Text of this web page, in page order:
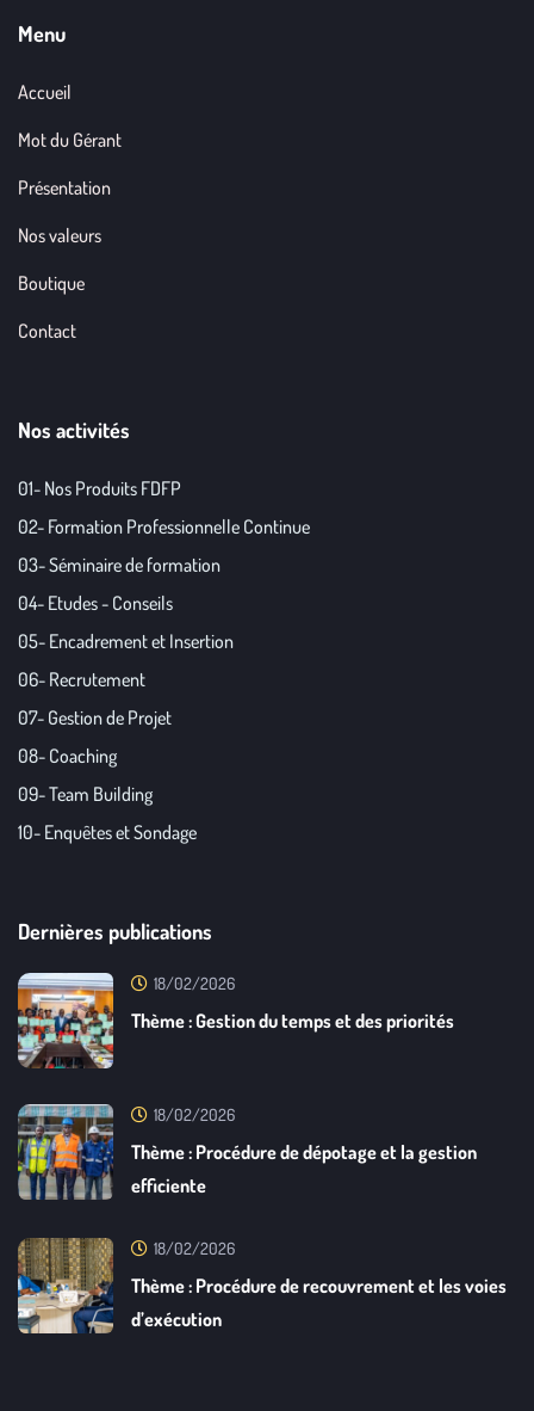
Menu
Accueil
Mot du Gérant
Présentation
Nos valeurs
Boutique
Contact
Nos activités
01- Nos Produits FDFP
02- Formation Professionnelle Continue
03- Séminaire de formation
04- Etudes - Conseils
05- Encadrement et Insertion
06- Recrutement
07- Gestion de Projet
08- Coaching
09- Team Building
10- Enquêtes et Sondage
Dernières publications
18/02/2026
Thème : Gestion du temps et des priorités
18/02/2026
Thème : Procédure de dépotage et la gestion
efficiente
18/02/2026
Thème : Procédure de recouvrement et les voies
d’exécution